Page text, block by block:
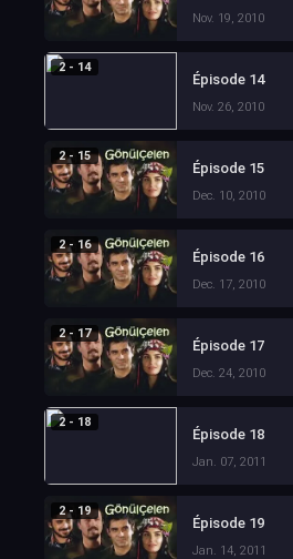
Nov. 19, 2010
2 - 14
Épisode 14
Nov. 26, 2010
2 - 15
Épisode 15
Dec. 10, 2010
2 - 16
Épisode 16
Dec. 17, 2010
2 - 17
Épisode 17
Dec. 24, 2010
2 - 18
Épisode 18
Jan. 07, 2011
2 - 19
Épisode 19
Jan. 14, 2011